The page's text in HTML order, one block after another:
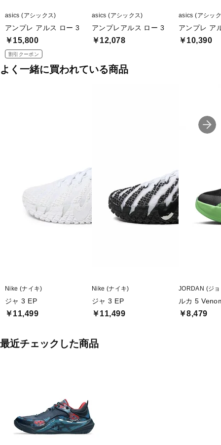
asics (アシックス)
アンプレ アルス ロー 3
￥15,800
割引クーポン
asics (アシックス)
アンプレアルス ロー 3
￥12,078
asics (アシッ
アンプレ ア
￥10,390
よく一緒に買われている商品
Nike (ナイキ)
ジャ 3 EP
￥11,499
Nike (ナイキ)
ジャ 3 EP
￥11,499
JORDAN (ジ
ルカ 5
￥8,479
最近チェックした商品